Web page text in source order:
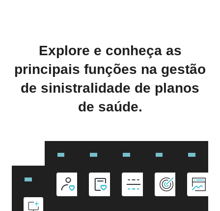
Explore e conheça as
principais funções na gestão
de sinistralidade de planos
de saúde.